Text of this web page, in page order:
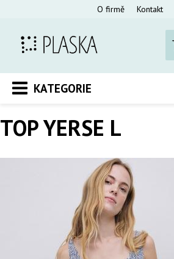
O firmě Kontakt
KATEGORIE
TOP YERSE L